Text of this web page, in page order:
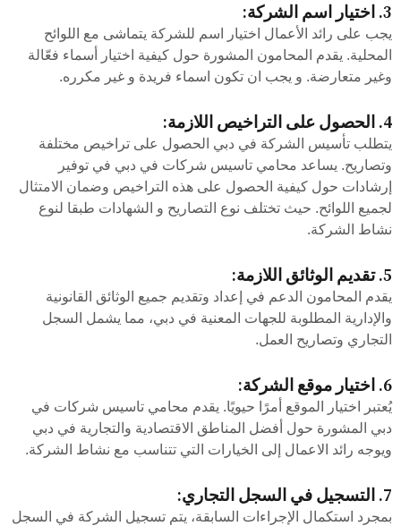
3. اختيار اسم الشركة:
يجب على رائد الأعمال اختيار اسم للشركة يتماشى مع اللوائح
المحلية. يقدم المحامون المشورة حول كيفية اختيار أسماء فعّالة
وغير متعارضة. و يجب ان تكون اسماء فريدة و غير مكرره.
4. الحصول على التراخيص اللازمة:
يتطلب تأسيس الشركة في دبي الحصول على تراخيص مختلفة
وتصاريح. يساعد محامي تاسيس شركات في دبي في توفير
إرشادات حول كيفية الحصول على هذه التراخيص وضمان الامتثال
لجميع اللوائح. حيث تختلف نوع التصاريح و الشهادات طبقا لنوع
نشاط الشركة.
5. تقديم الوثائق اللازمة:
يقدم المحامون الدعم في إعداد وتقديم جميع الوثائق القانونية
والإدارية المطلوبة للجهات المعنية في دبي، مما يشمل السجل
التجاري وتصاريح العمل.
6. اختيار موقع الشركة:
يُعتبر اختيار الموقع أمرًا حيويًا. يقدم محامي تاسيس شركات في
دبي المشورة حول أفضل المناطق الاقتصادية والتجارية في دبي
ويوجه رائد الاعمال إلى الخيارات التي تتناسب مع نشاط الشركة.
7. التسجيل في السجل التجاري:
بمجرد استكمال الإجراءات السابقة، يتم تسجيل الشركة في السجل